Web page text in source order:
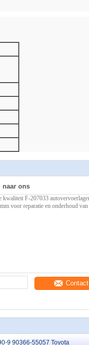
naar ons
Contact
9 90366-55057 Toyota